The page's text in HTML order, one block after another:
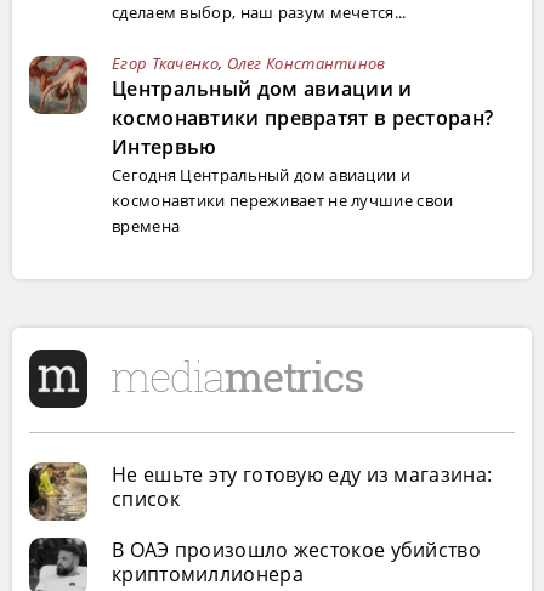
сделаем выбор, наш разум мечется...
Егор Ткаченко, Олег Константинов
Центральный дом авиации и
космонавтики превратят в ресторан?
Интервью
Сегодня Центральный дом авиации и
космонавтики переживает не лучшие свои
времена
Не ешьте эту готовую еду из магазина:
список
В ОАЭ произошло жестокое убийство
криптомиллионера